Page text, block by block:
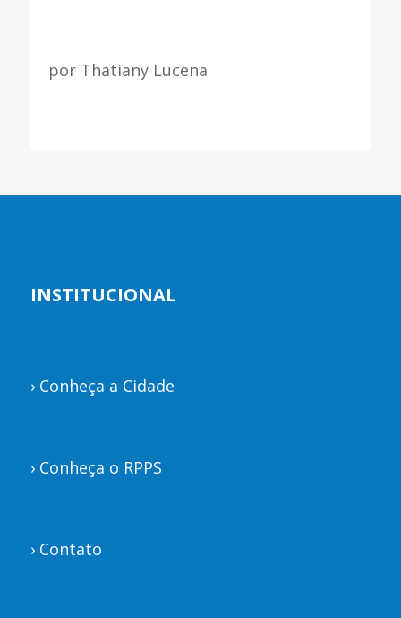
por Thatiany Lucena
INSTITUCIONAL
› Conheça a Cidade
› Conheça o RPPS
› Contato